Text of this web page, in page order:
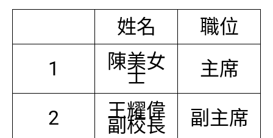
姓名
職位
1
陳美女
士 主席
2 王耀偉
副校長 副主席